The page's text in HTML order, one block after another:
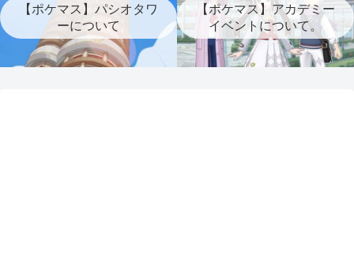
【ポケマス】パシオタワ
ーについて
【ポケマス】アカデミー
イベントについて。